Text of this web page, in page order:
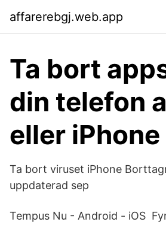
affarerebgj.web.app
Ta bort
din telefon
eller iPhone
Ta bort viruset iPhone
uppdaterad sep
Tempus Nu - Android - iOS